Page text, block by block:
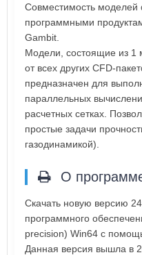
Совместимость
программными
Gambit.
Модели, состоящие из 1
от всех других CFD-
предназначен для
параллельных
расчетных сетках.
простые задачи
газодинамикой).
О
Скачать новую версию
программного
precision) Win64 с
Данная версия вышла в